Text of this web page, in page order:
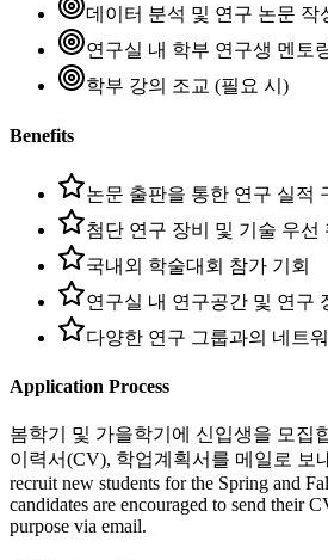
데이터 분석 및 연구 논문 작
연구실 내 학부 연구생 멘토
학부 강의 조교 (필요 시)
Benefits
논문 출판을 통한 연구 실적
첨단 연구 장비 및 기술 우선
국내외 학술대회 참가 기회
연구실 내 연구공간 및 연구
다양한 연구 그룹과의 네트
Application Process
봄학기 및 가을학기에 신입생을 모집
이력서(CV), 학업계획서를 메일로 보
recruit new students for the Spring and
candidates are encouraged to send their
purpose via email.